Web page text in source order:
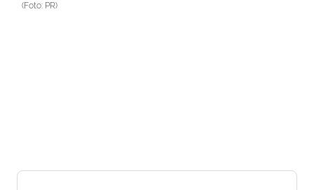
(Foto: PR)